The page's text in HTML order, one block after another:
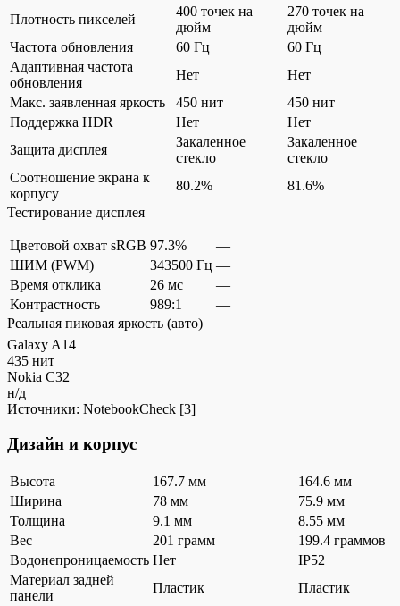
Плотность пикселей
400 точек на
дюйм
270 точек на
дюйм
Частота обновления
60 Гц
60 Гц
Адаптивная частота
обновления
Нет
Нет
Макс. заявленная яркость
450 нит
450 нит
Поддержка HDR
Нет
Нет
Защита дисплея
Закаленное
стекло
Закаленное
стекло
Соотношение экрана к
корпусу
80.2%
81.6%
Тестирование дисплея
Цветовой охват sRGB 97.3%
—
ШИМ (PWM)
343500 Гц —
Время отклика
26 мс
—
Контрастность
989:1
—
Реальная пиковая яркость (авто)
Galaxy A14
435 нит
Nokia C32
н/д
Источники: NotebookCheck [3]
Дизайн и корпус
Высота 167.7 мм
164.6 мм
Ширина
78 мм
75.9 мм
Толщина
9.1 мм
8.55 мм
Вес
201 грамм
199.4 граммов
Водонепроницаемость Нет
IP52
Материал задней
панели
Пластик
Пластик